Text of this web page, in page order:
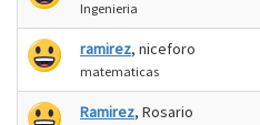
Ingenieria
ramirez, niceforo
matematicas
Ramirez, Rosario